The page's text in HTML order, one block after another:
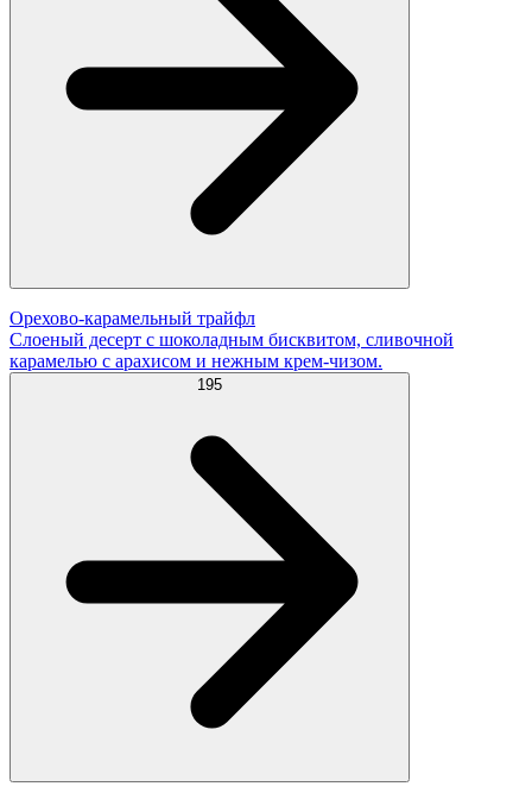
Орехово-карамельный трайфл
Слоеный десерт с шоколадным бисквитом, сливочной
карамелью с арахисом и нежным крем-чизом.
195